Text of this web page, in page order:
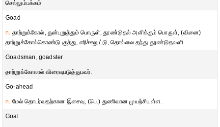
செல்லும்பக்கம்
Goad
n. தாற்றுக்கோல், துன்புறுத்தும் பொருள், தூண்டுதல் அளிக்கும் பொருள், (வினை)
தாற்றுக்கோல்கொண்டு குத்து, எரிச்சலுட்டு, தொல்லை தந்து தூண்டுதலளி.
Goadsman, goadster
தாற்றுக்கோலால் விரைவுபடுத்துபவர்.
Go-ahead
n. மேல் தொடர்வதற்கான இசைவு, (பெ.) துணிவான முயற்சியுள்ள.
Goal